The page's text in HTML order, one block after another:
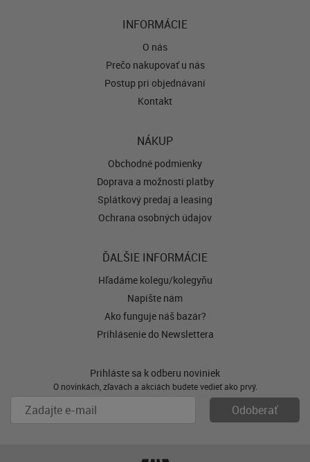
INFORMÁCIE
O nás
Prečo nakupovať u nás
Postup pri objednávaní
Kontakt
NÁKUP
Obchodné podmienky
Doprava a možnosti platby
Splátkový predaj a leasing
Ochrana osobných údajov
ĎALŠIE INFORMÁCIE
Hľadáme kolegu/kolegyňu
Napíšte nám
Ako funguje náš bazár?
Prihlásenie do Newslettera
Prihláste sa k odberu noviniek
O novinkách, zľavách a akciách budete vedieť ako prvý.